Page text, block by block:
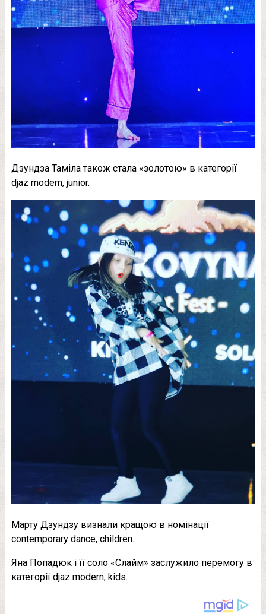
Дзундза Таміла також стала «золотою» в категорії
djaz modern, junior.
Марту Дзундзу визнали кращою в номінації
contemporary dance, children.
Яна Попадюк і її соло «Слайм» заслужило перемогу в
категорії djaz modern, kids.